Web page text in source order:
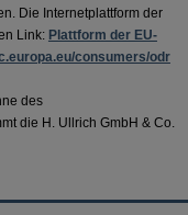
Die Internetplattform der
Link: Plattform der EU-
consumers/odr
des
die H. Ullrich GmbH & Co.